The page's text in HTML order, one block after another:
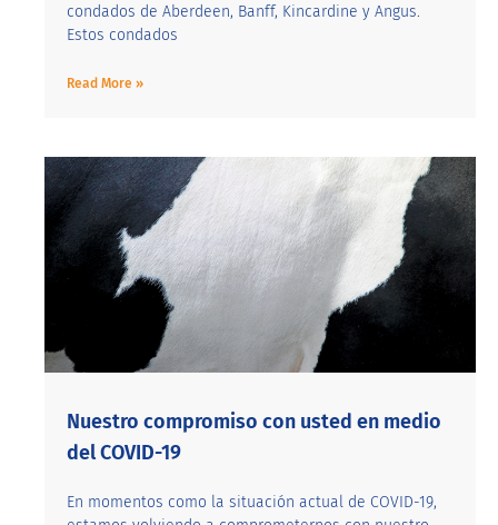
condados de Aberdeen, Banff, Kincardine y Angus.
Estos condados
Read More »
Nuestro compromiso con usted en medio
del COVID-19
En momentos como la situación actual de COVID-19,